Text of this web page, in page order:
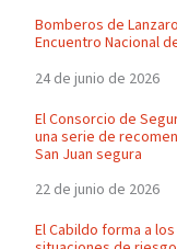
Bomberos de
Encuentro Nacional
24 de junio de 2026
El Consorcio de
una serie de
San Juan segura
22 de junio de 2026
El Cabildo forma a